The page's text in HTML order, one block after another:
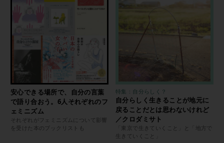
安心できる場所で、自分の言葉
で語り合おう。6人それぞれのフ
ェミニズム
それぞれがフェミニズムについて影響
を受けた本のブックリストも
特集：自分らしく？
自分らしく生きることが地元に
戻ることだとは思わないけれど
／クロダミサト
「東京で生きていくこと」と「地方で
生きていくこと」